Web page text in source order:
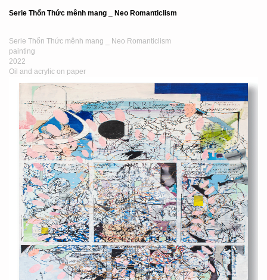
Serie Thổn Thức mênh mang _ Neo Romanticlism
Serie Thổn Thức mênh mang _ Neo Romanticlism
painting
2022
Oil and acrylic on paper